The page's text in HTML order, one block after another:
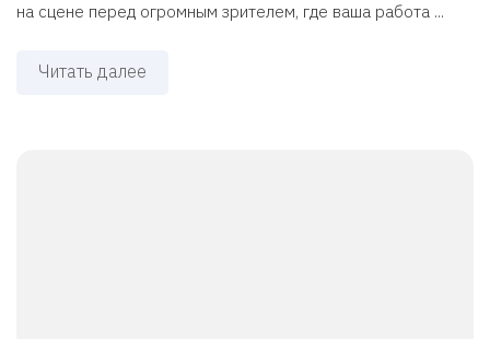
на сцене перед огромным зрителем, где ваша работа ...
Читать далее